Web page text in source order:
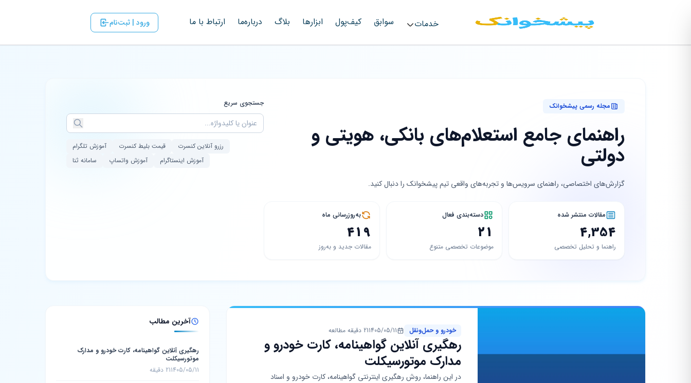
خدمات سوابق کیف‌پول ابزارها بلاگ درباره‌ما ارتباط با ‌ما ورود | ثبت‌نام
مجله رسمی پیشخوانک
راهنمای جامع استعلام‌های بانکی، هویتی و
دولتی
گزارش‌های اختصاصی، راهنمای سرویس‌ها و تجربه‌های واقعی تیم پیشخوانک را دنبال کنید.
مقالات منتشر شده
4,354
راهنما و تحلیل تخصصی
دسته‌بندی فعال
21
موضوعات تخصصی متنوع
به‌روزرسانی ماه
419
مقالات جدید و به‌روز
جستجوی سریع
رزرو آنلاین کنسرت قیمت بلیط کنسرت
آموزش تلگرام
آموزش اینستاگرام
آموزش واتساپ سامانه ثنا
خودرو و حمل‌ونقل 1405/05/1121 دقیقه مطالعه
رهگیری آنلاین گواهینامه، کارت خودرو و
مدارک موتورسیکلت
در این راهنما، روش رهگیری اینترنتی گواهینامه، کارت خودرو و اسناد
آخرین مطالب
رهگیری آنلاین گواهینامه، کارت خودرو و مدارک
موتورسیکلت
1405/05/1121 دقیقه